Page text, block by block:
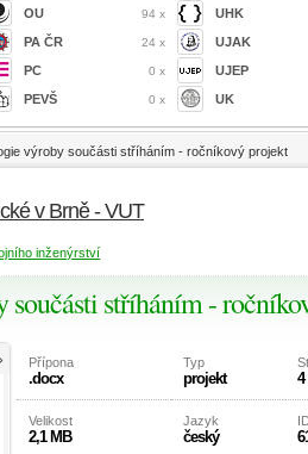
OU 94 x
PA ČR 24 x
PC 0 x
PEVŠ 0 x
UHK
UJAK
UJEP
UK
výroby součásti stříháním - ročníkový projekt
v Brně - VUT
inženýrství
součásti stříháním -
Přípona
.docx
Typ
projekt 4
Velikost
2,1 MB
Jazyk
český